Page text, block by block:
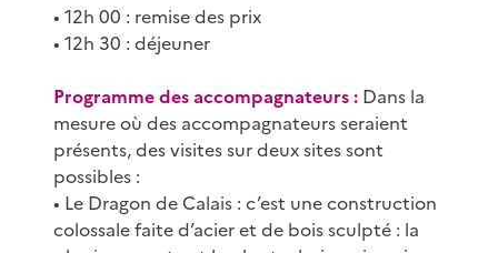
• 12h 00 : remise des prix
• 12h 30 : déjeuner
Programme des accompagnateurs : Dans la
mesure où des accompagnateurs seraient
présents, des visites sur deux sites sont
possibles :
• Le Dragon de Calais : c’est une construction
colossale faite d’acier et de bois sculpté : la